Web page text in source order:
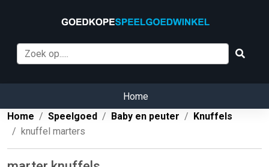
Home
Home
Speelgoed Baby en peuter
Knuffels
knuffel marters